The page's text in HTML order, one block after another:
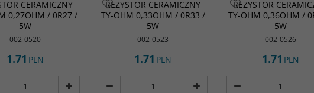
CERAMICZNY
0,27OHM / 0R27 /
5W
002-0520
1.71 PLN
REZYSTOR CERAMICZNY
TY-OHM 0,33OHM / 0R33 /
5W
002-0523
1.71 PLN
REZYSTOR
TY-OHM 0,36OHM /
5W
002-0526
1.71 PLN